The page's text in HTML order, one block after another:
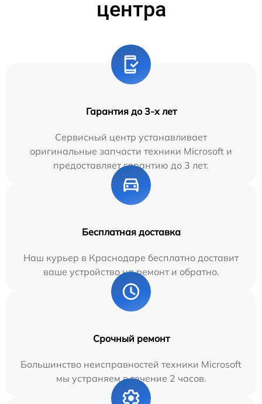
центра
Гарантия до 3-х лет
Сервисный центр устанавливает
оригинальные запчасти техники Microsoft и
предоставляет гарантию до 3 лет.
Бесплатная доставка
Наш курьер в Краснодаре бесплатно доставит
ваше устройство на ремонт и обратно.
Срочный ремонт
Большинство неисправностей техники Microsoft
мы устраняем в течение 2 часов.